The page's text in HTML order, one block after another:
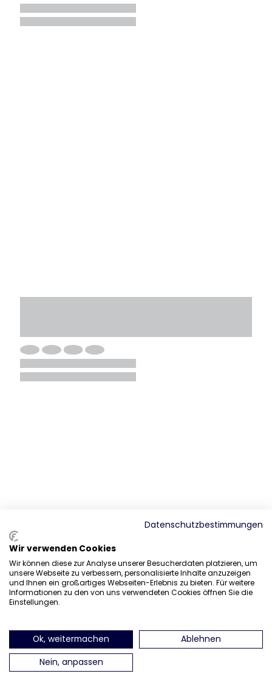
Datenschutzbestimmungen
Wir verwenden Cookies
Wir können diese zur Analyse unserer Besucherdaten platzieren, um
unsere Webseite zu verbessern, personalisierte Inhalte anzuzeigen
und Ihnen ein großartiges Webseiten-Erlebnis zu bieten. Für weitere
Informationen zu den von uns verwendeten Cookies öffnen Sie die
Einstellungen.
Ok, weitermachen
Ablehnen
Nein, anpassen